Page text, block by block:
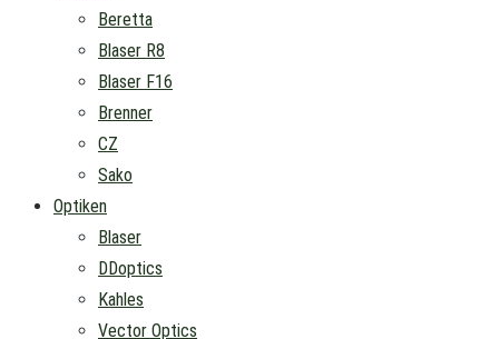
Beretta
Blaser R8
Blaser F16
Brenner
CZ
Sako
Optiken
Blaser
DDoptics
Kahles
Vector Optics